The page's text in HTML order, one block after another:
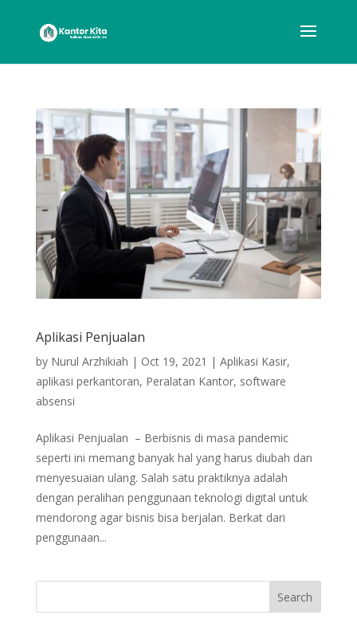
Aplikasi Penjualan
by Nurul Arzhikiah | Oct 19, 2021 | Aplikasi Kasir,
aplikasi perkantoran, Peralatan Kantor, software
absensi
Aplikasi Penjualan – Berbisnis di masa pandemic
seperti ini memang banyak hal yang harus diubah dan
menyesuaian ulang. Salah satu praktiknya adalah
dengan peralihan penggunaan teknologi digital untuk
mendorong agar bisnis bisa berjalan. Berkat dari
penggunaan...